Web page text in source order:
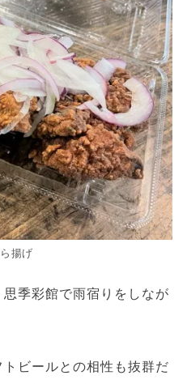
揚げ
思季彩館で雨宿りをしなが
ビールとの相性も抜群だ